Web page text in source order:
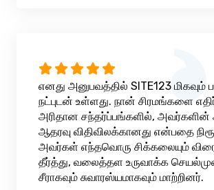
எனது அனுபவத்தில் SITE123 மிகவும்
நட்புடன் உள்ளது. நான் சிரமங்களை
அரிதான சந்தர்ப்பங்களில்,
ஆதரவு விதிவிலக்கானது என்பதை
அவர்கள் எந்தவொரு சிக்கலையும்
தீர்த்து, வலைத்தள உருவாக்க
சீராகவும் சுவாரஸ்யமாகவும் மாற்றினர்.